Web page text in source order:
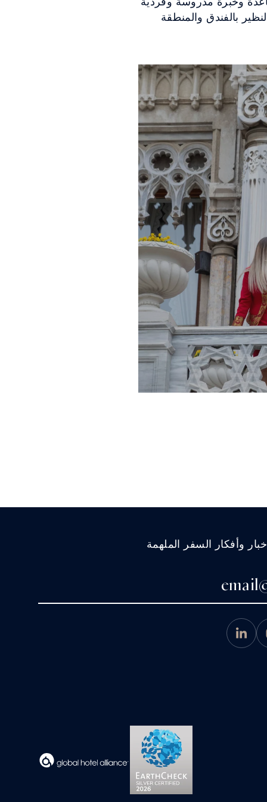
بالفندق والمنطقة
وأفكار السفر الملهمة